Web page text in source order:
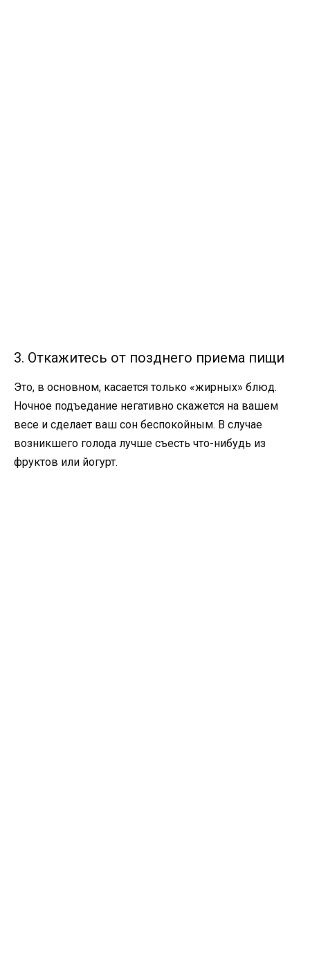
3. Откажитесь от позднего приема пищи
Это, в основном, касается только «жирных» блюд.
Ночное подъедание негативно скажется на вашем
весе и сделает ваш сон беспокойным. В случае
возникшего голода лучше съесть что-нибудь из
фруктов или йогурт.